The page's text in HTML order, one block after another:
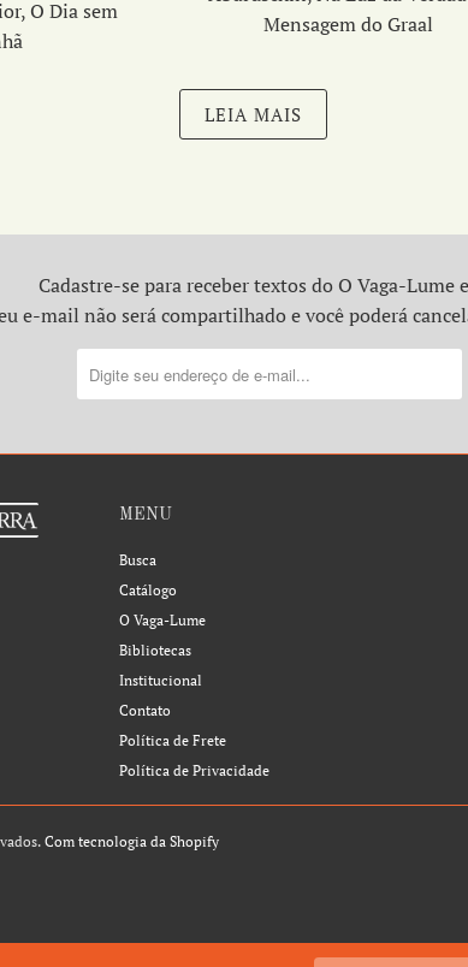
O Dia sem
Mensagem do Graal
LEIA MAIS
Cadastre-se para receber textos do O Vaga-Lume
e-mail não será compartilhado e você poderá
MENU
Busca
Catálogo
O Vaga-Lume
Bibliotecas
Institucional
Contato
Política de Frete
Política de Privacidade
Com tecnologia da Shopify